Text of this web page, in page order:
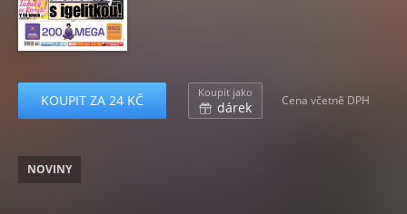
KOUPIT ZA 24 KČ Koupit jako
dárek Cena včetně DPH
NOVINY